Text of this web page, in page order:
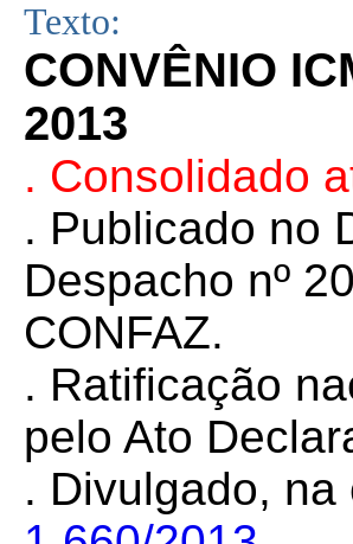
Texto:
CONVÊNIO
2013
. Consolidado
. Publicado no
Despacho nº
CONFAZ.
. Ratificação
pelo Ato
. Divulgado,